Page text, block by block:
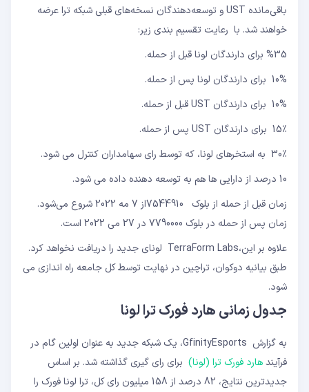
باقی‌مانده UST و توسعه‌دهندگان نسخه‌های قبلی شبکه ترا عرضه
خواهند شد. با رعایت تقسیم بندی زیر:
%35 برای دارندگان لونا قبل از حمله.
10% برای دارندگان لونا پس از حمله.
10% برای دارندگان UST قبل از حمله.
15٪ برای دارندگان UST پس از حمله.
30٪ به استخرهای لونا، که توسط رای سهامداران کنترل می شود.
10 درصد از دارایی ها هم به توسعه دهنده داده می شود.
زمان قبل از حمله از بلوک 7544910از 7 مه 2022 شروع می‌شود.
زمان پس از حمله در بلوک 7790000 در 27 می 2022 است.
علاوه بر این،TerraForm Labs لونای جدید را دریافت نخواهد کرد.
طبق بیانیه دوکوان، تراچین در نهایت توسط کل جامعه راه اندازی می
شود.
جدول زمانی هارد فورک ترا لونا
به گزارش GfinityEsports، یک شبکه جدید به عنوان اولین گام در
فرآیندهارد فورک ترا (لونا) برای رای گیری گذاشته شد. بر اساس
جدیدترین نتایج، 82 درصد از 158 میلیون رای کل، ترا لونا فورک را